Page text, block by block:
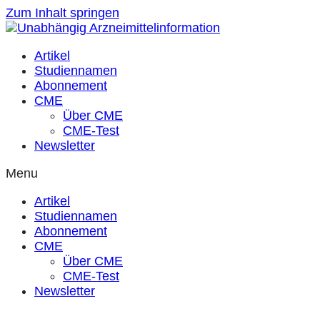
Zum Inhalt springen
Artikel
Studiennamen
Abonnement
CME
Über CME
CME-Test
Newsletter
Menu
Artikel
Studiennamen
Abonnement
CME
Über CME
CME-Test
Newsletter